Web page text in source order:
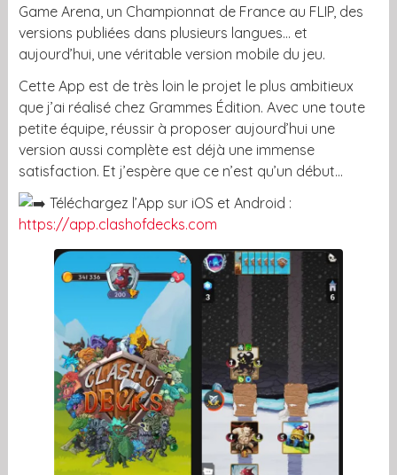
Game Arena, un Championnat de France au FLIP, des
versions publiées dans plusieurs langues… et
aujourd’hui, une véritable version mobile du jeu.
Cette App est de très loin le projet le plus ambitieux
que j’ai réalisé chez Grammes Édition. Avec une toute
petite équipe, réussir à proposer aujourd’hui une
version aussi complète est déjà une immense
satisfaction. Et j’espère que ce n’est qu’un début…
Téléchargez l’App sur iOS et Android :
https://app.clashofdecks.com